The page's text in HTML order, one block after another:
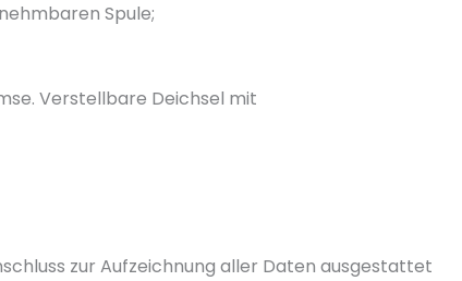
Spule;
Verstellbare Deichsel mit
zur Aufzeichnung aller Daten ausgestattet